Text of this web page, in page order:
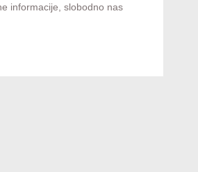
informacije, slobodno nas